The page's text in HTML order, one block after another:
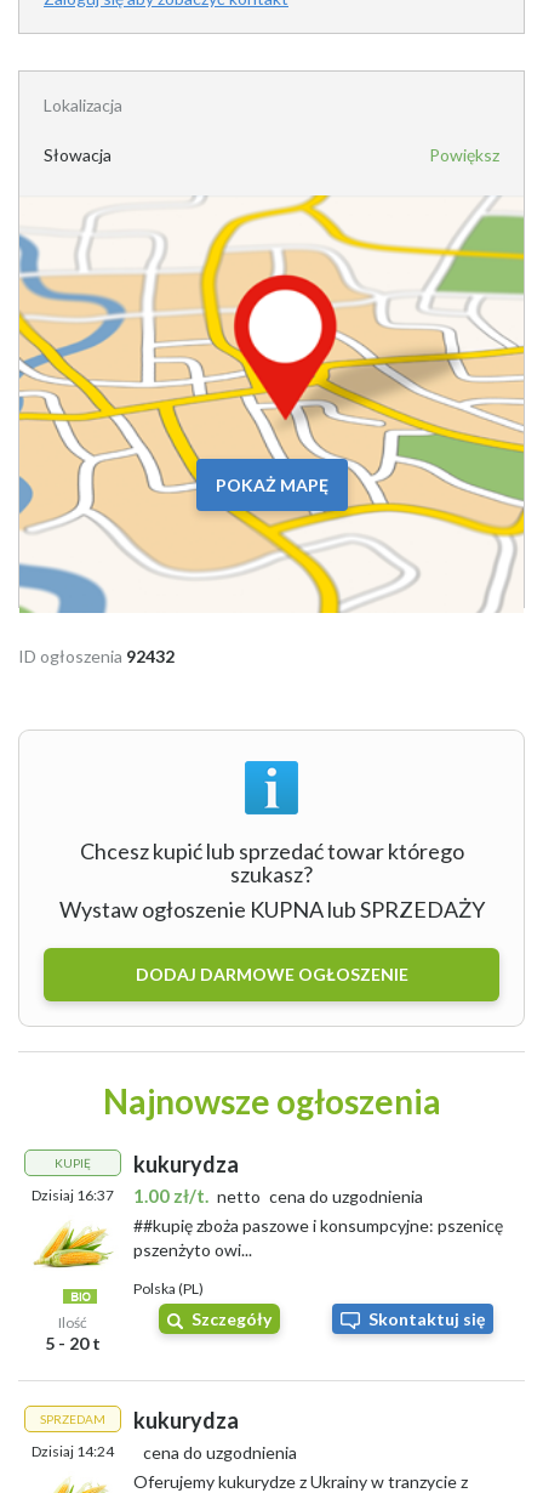
Lokalizacja
Słowacja Powiększ
POKAŻ MAPĘ
ID ogłoszenia 92432
Chcesz kupić lub sprzedać towar którego
szukasz?
Wystaw ogłoszenie KUPNA lub SPRZEDAŻY
DODAJ DARMOWE OGŁOSZENIE
Najnowsze ogłoszenia
KUPIĘ
Dzisiaj 16:37
Ilość
5 - 20 t
kukurydza
1.00 zł/t. netto cena do uzgodnienia
##kupię zboża paszowe i konsumpcyjne: pszenicę
pszenżyto owi...
Polska (PL)
Szczegóły Skontaktuj się
SPRZEDAM
Dzisiaj 14:24
kukurydza
cena do uzgodnienia
Oferujemy kukurydze z Ukrainy w tranzycie z